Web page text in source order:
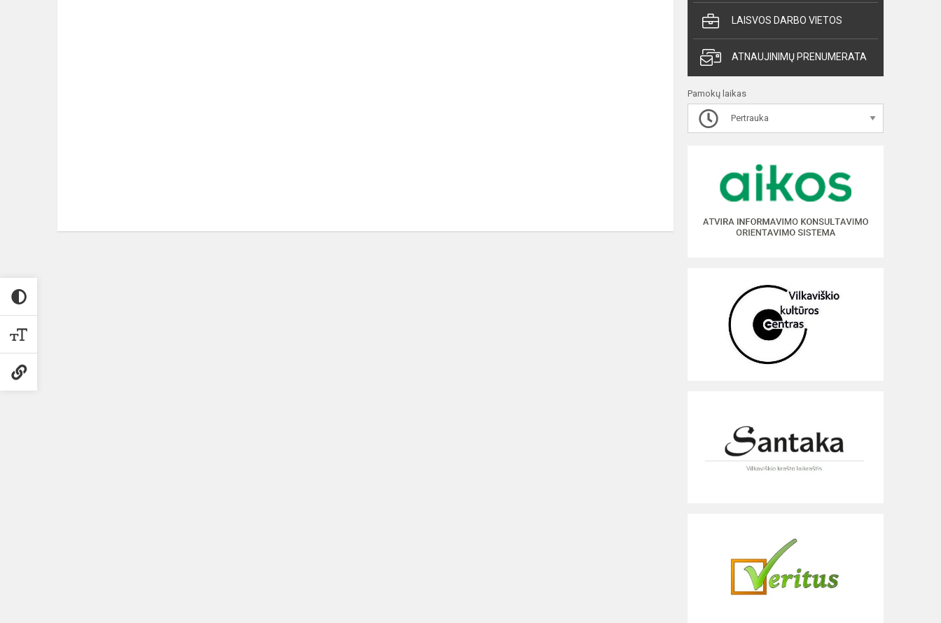
LAISVOS DARBO VIETOS
ATNAUJINIMŲ PRENUMERATA
Pamokų laikas
Pertrauka